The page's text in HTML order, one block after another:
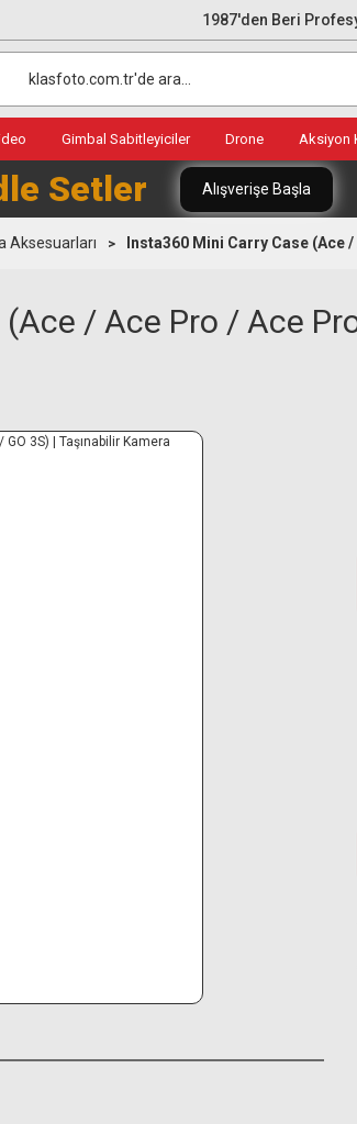
1987'den Beri
Gimbal Sabitleyiciler Drone Aksiyon
Setler Alışverişe Başla
Aksesuarları Insta360 Mini Carry Case (Ace
/ Ace Pro / Ace